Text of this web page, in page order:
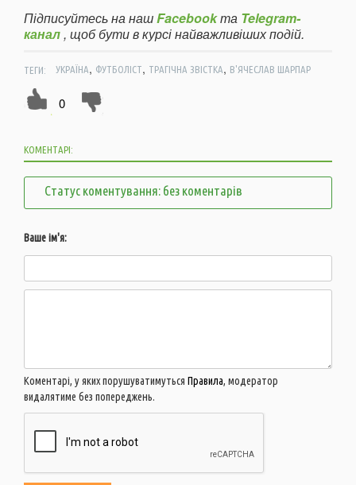
Підписуйтесь на нашFacebookта Telegram-
канал, щоб бути в курсі найважливіших подій.
ТЕГИ: УКРАЇНА, ФУТБОЛІСТ, ТРАГІЧНА ЗВІСТКА, В'ЯЧЕСЛАВ ШАРПАР
0
КОМЕНТАРІ:
Статус коментування: без коментарів
Ваше ім'я:
Коментарі, у яких порушуватимуться Правила, модератор
видалятиме без попереджень.